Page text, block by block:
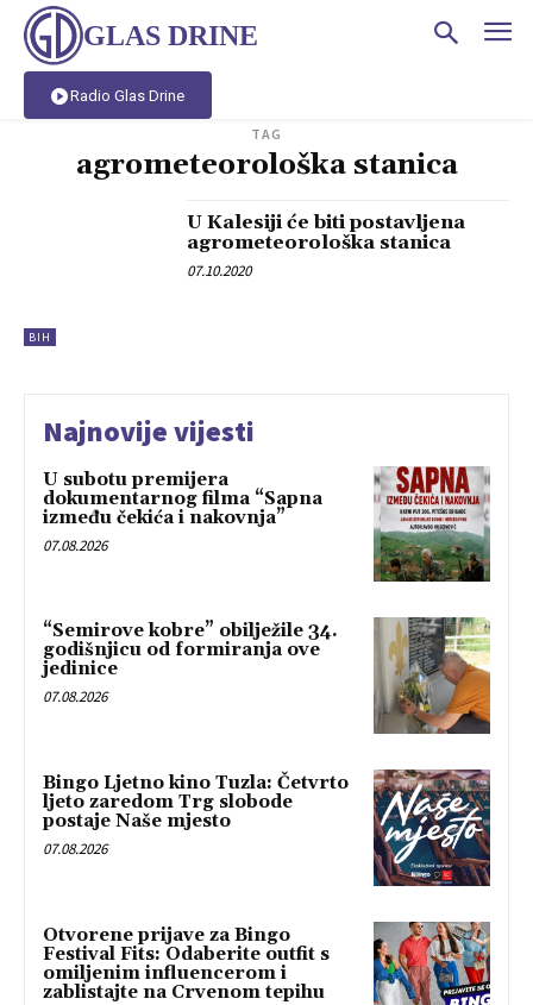
GLAS DRINE
Radio Glas Drine
TAG
agrometeorološka stanica
BIH
U Kalesiji će biti postavljena
agrometeorološka stanica
07.10.2020
Najnovije vijesti
U subotu premijera
dokumentarnog filma “Sapna
između čekića i nakovnja”
07.08.2026
“Semirove kobre” obilježile 34.
godišnjicu od formiranja ove
jedinice
07.08.2026
Bingo Ljetno kino Tuzla: Četvrto
ljeto zaredom Trg slobode
postaje Naše mjesto
07.08.2026
Otvorene prijave za Bingo
Festival Fits: Odaberite outfit s
omiljenim influencerom i
zablistajte na Crvenom tepihu